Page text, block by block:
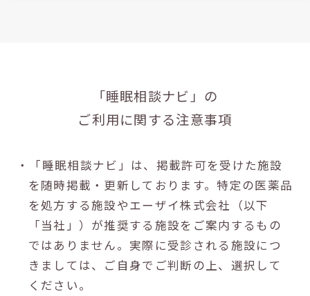
「睡眠相談ナビ」の
ご利用に関する注意事項
・「睡眠相談ナビ」は、掲載許可を受けた施設
を随時掲載・更新しております。特定の医薬品
を処方する施設やエーザイ株式会社（以下
「当社」）が推奨する施設をご案内するもの
ではありません。実際に受診される施設につ
きましては、ご自身でご判断の上、選択して
ください。